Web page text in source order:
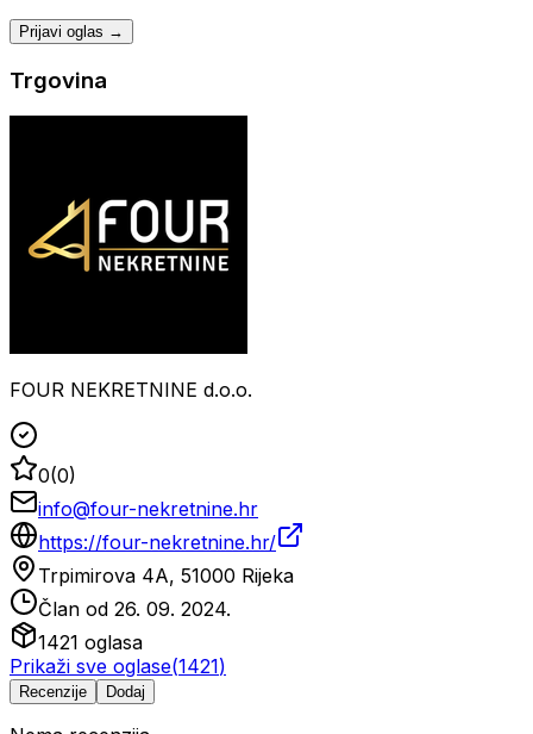
Prijavi oglas →
Trgovina
FOUR NEKRETNINE d.o.o.
0(0)
info@four-nekretnine.hr
https://four-nekretnine.hr/
Trpimirova 4A, 51000 Rijeka
Član od 26. 09. 2024.
1421 oglasa
Prikaži sve oglase(1421)
Recenzije Dodaj